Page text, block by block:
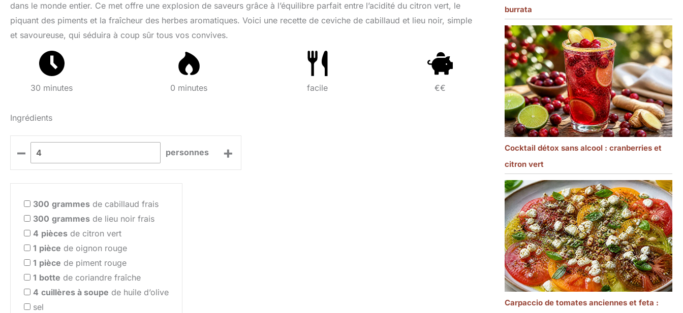
dans le monde entier. Ce met offre une explosion de saveurs grâce à l’équilibre parfait entre l’acidité du citron vert, le
piquant des piments et la fraîcheur des herbes aromatiques. Voici une recette de ceviche de cabillaud et lieu noir, simple
et savoureuse, qui séduira à coup sûr tous vos convives.
30 minutes 0 minutes facile €€
Ingrédients
– personnes +
300 grammes de cabillaud frais
300 grammes de lieu noir frais
4 pièces de citron vert
1 pièce de oignon rouge
1 pièce de piment rouge
1 botte de coriandre fraîche
4 cuillères à soupe de huile d’olive
sel
burrata
Cocktail détox sans alcool : cranberries et
citron vert
Carpaccio de tomates anciennes et feta :